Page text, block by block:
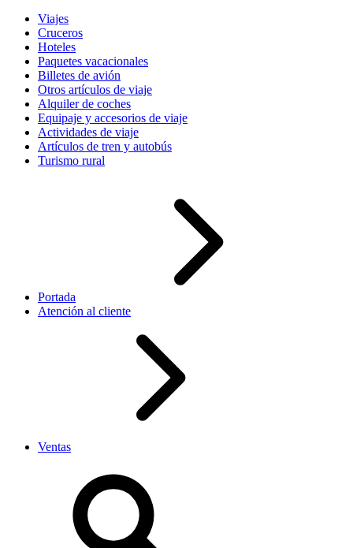
Viajes
Cruceros
Hoteles
Paquetes vacacionales
Billetes de avión
Otros artículos de viaje
Alquiler de coches
Equipaje y accesorios de viaje
Actividades de viaje
Artículos de tren y autobús
Turismo rural
Portada
Atención al cliente
Ventas